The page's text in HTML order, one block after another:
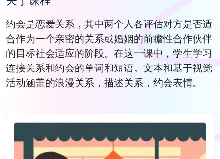
约会是恋爱关系，其中两个人各评估对方是否适
合作为一个亲密的关系或婚姻的前瞻性合作伙伴
的目标社会适应的阶段。在这一课中，学生学习
连接关系和约会的单词和短语。文本和基于视觉
活动涵盖的浪漫关系，描述关系，约会表情。